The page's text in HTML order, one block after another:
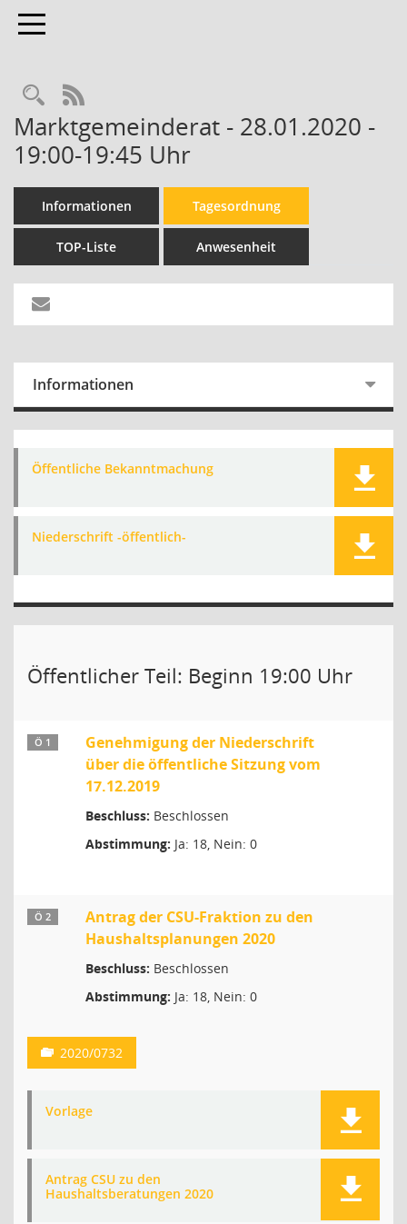
Toggle navigation
Rechercheauswahl
RSS-Feed
Marktgemeinderat - 28.01.2020 -
19:00-19:45 Uhr
Informationen Tagesordnung
TOP-Liste Anwesenheit
Informationen
Öffentliche Bekanntmachung
Niederschrift -öffentlich-
Öffentlicher Teil: Beginn 19:00 Uhr
Ö 1
Genehmigung der Niederschrift
über die öffentliche Sitzung vom
17.12.2019
Beschluss: Beschlossen
Abstimmung: Ja: 18, Nein: 0
Ö 2
Antrag der CSU-Fraktion zu den
Haushaltsplanungen 2020
Beschluss: Beschlossen
Abstimmung: Ja: 18, Nein: 0
2020/0732
Vorlage
Antrag CSU zu den
Haushaltsberatungen 2020